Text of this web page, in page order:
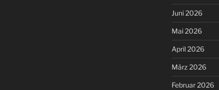
Juni 2026
Mai 2026
April 2026
März 2026
Februar 2026